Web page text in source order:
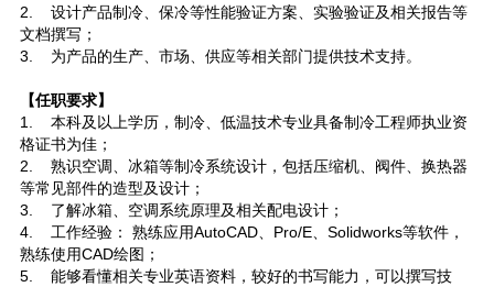
2. 设计产品制冷、保冷等性能验证方案、实验验证及相关报告等
文档撰写；
3. 为产品的生产、市场、供应等相关部门提供技术支持。
【任职要求】
1. 本科及以上学历，制冷、低温技术专业具备制冷工程师执业资
格证书为佳；
2. 熟识空调、冰箱等制冷系统设计，包括压缩机、阀件、换热器
等常见部件的造型及设计；
3. 了解冰箱、空调系统原理及相关配电设计；
4. 工作经验： 熟练应用AutoCAD、Pro/E、Solidworks等软件，
熟练使用CAD绘图；
5. 能够看懂相关专业英语资料，较好的书写能力，可以撰写技